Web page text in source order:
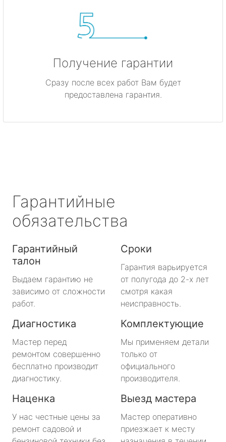
Получение гарантии
Сразу после всех работ Вам будет
предоставлена гарантия.
Гарантийные
обязательства
Гарантийный
талон
Выдаем гарантию не
зависимо от сложности
работ.
Сроки
Гарантия варьируется
от полугода до 2-х лет
смотря какая
неисправность.
Диагностика
Мастер перед
ремонтом совершенно
бесплатно производит
диагностику.
Комплектующие
Мы применяем детали
только от
официального
производителя.
Наценка
У нас честные цены за
ремонт садовой и
Выезд мастера
Мастер оперативно
приезжает к месту